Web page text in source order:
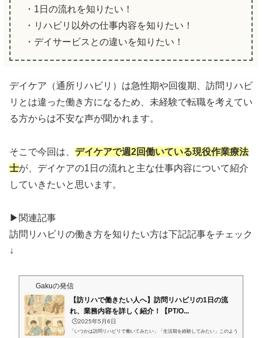
・1日の流れを知りたい！
・リハビリ以外の仕事内容を知りたい！
・デイサービスとの違いを知りたい！
デイケア（通所リハビリ）は急性期や回復期、訪問リハビ
リとは違った働き方になるため、未経験で転職を考えてい
る方からは不安な声が聞かれます。
そこで今回は、 デイケアで週2回働いている現役作業療法
士が、デイケアの1日の流れと主な仕事内容について紹介
していきたいと思います。
▶︎関連記事
訪問リハビリの働き方を知りたい方は下記記事をチェック
↓
Gakuの発信
【訪リハで働きたい人へ】訪問リハビリの1日の流
れ、業務内容を詳しく紹介！【PT/O...
🕒️2025年5月6日
「いつかは訪問リハビリで働いてみたい」「生活期を経験してみたい」このよう